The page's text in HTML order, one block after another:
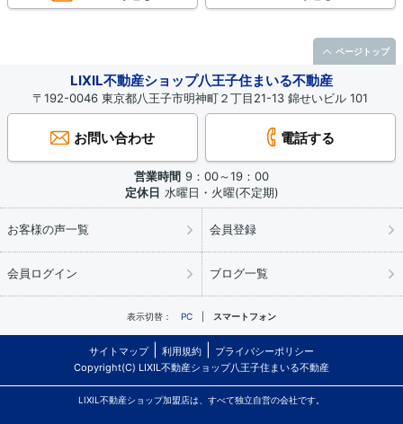
LIXIL不動産ショップ八王子住まいる不動産
〒192-0046 東京都八王子市明神町２丁目21-13 錦せいビル 101
お問い合わせ 電話する
営業時間 9：00～19：00
定休日 水曜日・火曜(不定期)
お客様の声一覧 会員登録
会員ログイン ブログ一覧
表示切替： PC スマートフォン
サイトマップ 利用規約
プライバシーポリシー
Copyright(C) LIXIL不動産ショップ八王子住まいる不動産
LIXIL不動産ショップ加盟店は、すべて独立自営の会社です。
ページトップ